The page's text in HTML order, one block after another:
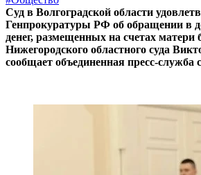
Суд в Волгоградской области
Генпрокуратуры РФ об обращении в
денег, размещенных на счетах матери
Нижегородского областного суда
сообщает объединенная пресс-служба